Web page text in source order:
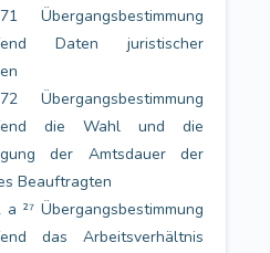
Übergangsbestimmung
Daten juristischer
Übergangsbestimmung
die Wahl und die
der Amtsdauer der
Beauftragten
²⁷ Übergangsbestimmung
das Arbeitsverhältnis